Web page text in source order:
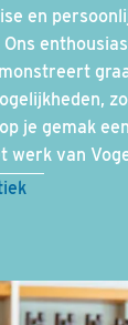
en
je gemak
werk van